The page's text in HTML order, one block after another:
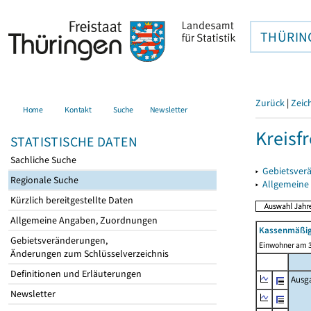
Home Kontakt Suche Newsletter
STATISTISCHE DATEN
Sachliche Suche
Regionale Suche
Kürzlich bereitgestellte Daten
Allgemeine Angaben, Zuordnungen
Gebietsveränderungen,
Änderungen zum Schlüsselverzeichnis
Definitionen und Erläuterungen
Newsletter
Zurück |
▸
▸
Einwohner am